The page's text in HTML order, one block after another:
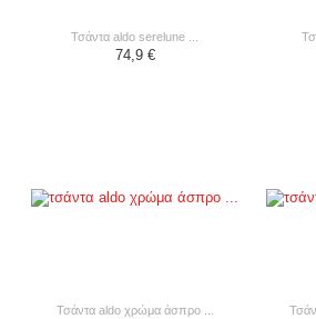
τσάντα aldo serelune ...
74,9 €
τσάντα aldo χρώμα άσπρο ...